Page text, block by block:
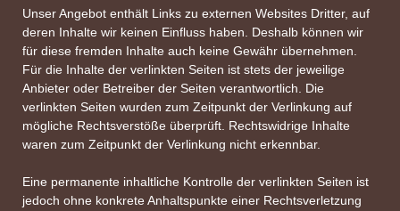
Unser Angebot enthält Links zu externen Websites Dritter, auf
deren Inhalte wir keinen Einfluss haben. Deshalb können wir
für diese fremden Inhalte auch keine Gewähr übernehmen.
Für die Inhalte der verlinkten Seiten ist stets der jeweilige
Anbieter oder Betreiber der Seiten verantwortlich. Die
verlinkten Seiten wurden zum Zeitpunkt der Verlinkung auf
mögliche Rechtsverstöße überprüft. Rechtswidrige Inhalte
waren zum Zeitpunkt der Verlinkung nicht erkennbar.
Eine permanente inhaltliche Kontrolle der verlinkten Seiten ist
jedoch ohne konkrete Anhaltspunkte einer Rechtsverletzung